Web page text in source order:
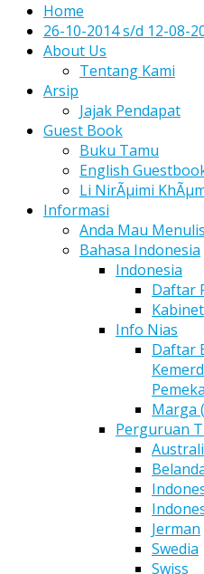
Home
26-10-2014 s/d 12-08-
About Us
Tentang Kami
Arsip
Jajak Pendapat
Guest Book
Buku Tamu
English
Li NirÃµimi
Informasi
Anda Mau
Bahasa Indonesia
Indonesia
Daftar
Info Nias
Daftar
Marga
Perguruan
Jerman
Swedia
Swiss